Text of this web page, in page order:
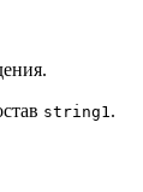
string1.